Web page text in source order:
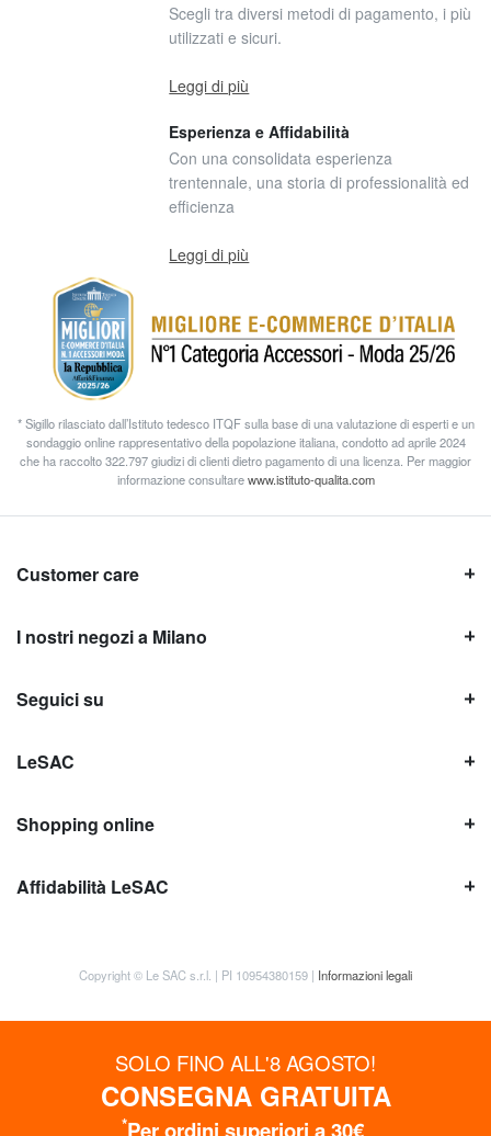
Scegli tra diversi metodi di pagamento, i più
utilizzati e sicuri.
Leggi di più
Esperienza e Affidabilità
Con una consolidata esperienza
trentennale, una storia di professionalità ed
efficienza
Leggi di più
* Sigillo rilasciato dall’Istituto tedesco ITQF sulla base di una valutazione di esperti e un
sondaggio online rappresentativo della popolazione italiana, condotto ad aprile 2024
che ha raccolto 322.797 giudizi di clienti dietro pagamento di una licenza. Per maggior
informazione consultarewww.istituto-qualita.com
Customer care
I nostri negozi a Milano
Seguici su
LeSAC
Shopping online
Affidabilità LeSAC
Copyright © Le SAC s.r.l. | PI 10954380159 | Informazioni legali
SOLO FINO ALL'8 AGOSTO!
CONSEGNA GRATUITA
*Per ordini superiori a 30€